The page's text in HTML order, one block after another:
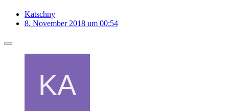
Katschny
8. November 2018 um 00:54